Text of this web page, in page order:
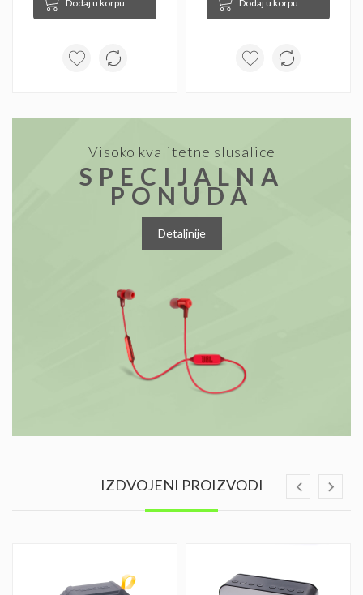
Dodaj u korpu Dodaj u korpu
Visoko kvalitetne slusalice
SPECIJALNA
PONUDA
Detaljnije
IZDVOJENI PROIZVODI